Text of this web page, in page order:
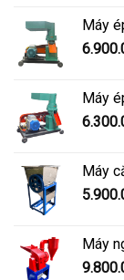
Máy
Máy
Máy
Máy